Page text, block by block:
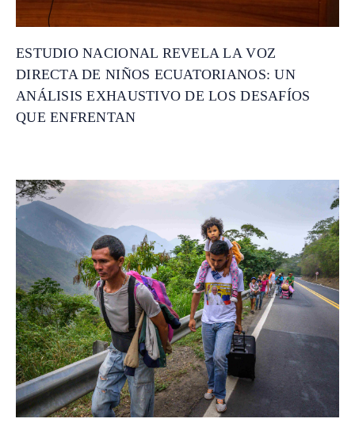
ESTUDIO NACIONAL REVELA LA VOZ
DIRECTA DE NIÑOS ECUATORIANOS: UN
ANÁLISIS EXHAUSTIVO DE LOS DESAFÍOS
QUE ENFRENTAN